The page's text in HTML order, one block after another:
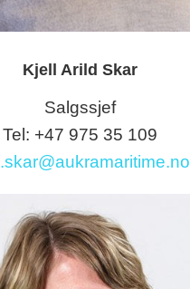
Kjell Arild Skar
Salgssjef
Tel: +47 975 35 109